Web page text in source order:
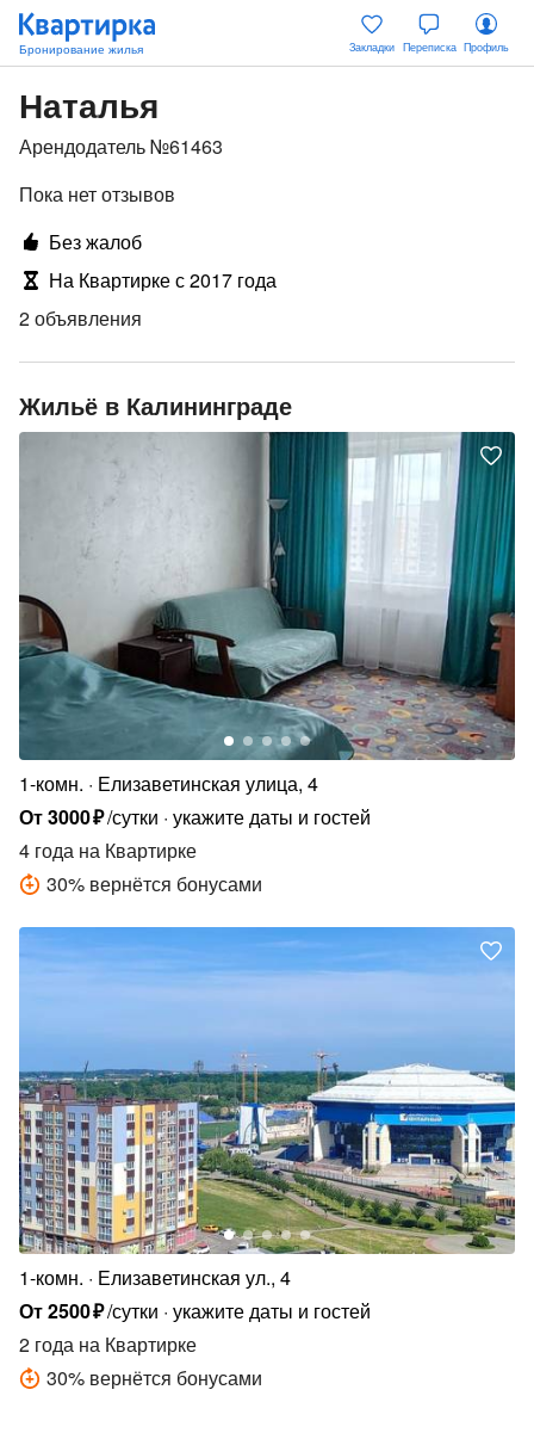
Закладки Переписка Профиль
Наталья
Арендодатель №61463
Пока нет отзывов
Без жалоб
На Квартирке с 2017 года
2 объявления
Жильё в Калининграде
1-комн.
Елизаветинская улица, 4
От3000₽/сутки укажите даты и гостей
4 года на Квартирке
30% вернётся бонусами
1-комн.
Елизаветинская ул., 4
От2500₽/сутки укажите даты и гостей
2 года на Квартирке
30% вернётся бонусами